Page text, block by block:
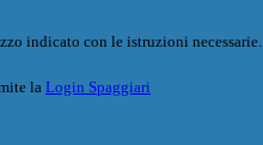
indicato con le istruzioni necessarie.
la Login Spaggiari